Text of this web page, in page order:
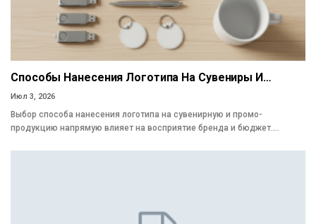
Способы Нанесения Логотипа На Сувениры И…
Июл 3, 2026
Выбор способа нанесения логотипа на сувенирную и промо-
продукцию напрямую влияет на восприятие бренда и бюджет.…